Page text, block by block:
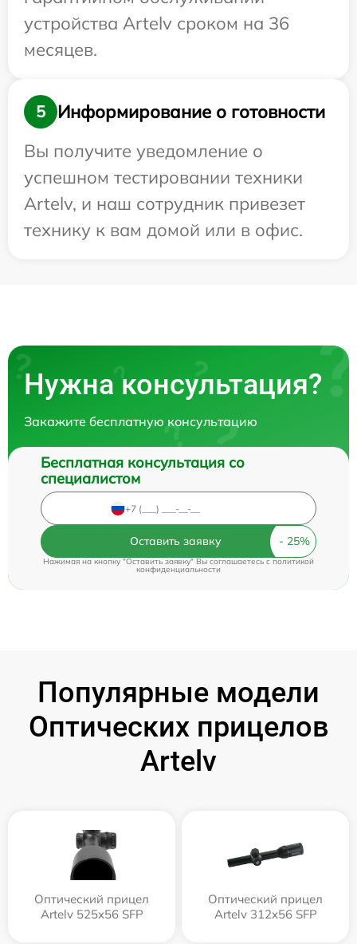
устройства Artelv сроком на 36
месяцев.
5
Информирование о готовности
Вы получите уведомление о
успешном тестировании техники
Artelv, и наш сотрудник привезет
технику к вам домой или в офис.
Нужна консультация?
Закажите бесплатную консультацию
Бесплатная консультация со
специалистом
Оставить заявку
Нажимая на кнопку "Оставить заявку" Вы соглашаетесь c политикой
конфиденциальности
Популярные модели
Оптических прицелов
Artelv
Оптический прицел
Artelv 525x56 SFP
Оптический прицел
Artelv 312x56 SFP